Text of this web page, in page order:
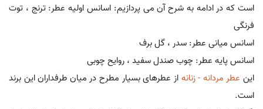
است که در ادامه به شرح آن می پردازیم: اسانس اولیه عطر: ترنج ، توت
فرنگی
اسانس میانی عطر: سدر ، گل برف
اسانس پایه عطر: چوب صندل سفید ، روایح چوبی
این عطر مردانه - زنانه از عطرهای بسیار مطرح در میان طرفداران این برند
است.